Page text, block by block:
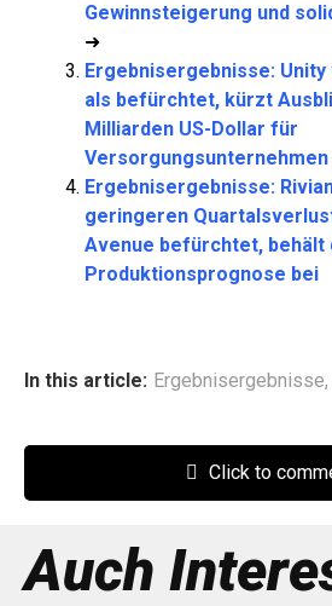
Gewinnsteigerung und
➜
Ergebnisergebnisse:
als befürchtet, kürzt
Milliarden US-Dollar für
Ergebnisergebnisse:
geringeren
Avenue befürchtet, behält
Produktionsprognose bei
In this article: Ergebnisergebnisse,
Click to
Auch